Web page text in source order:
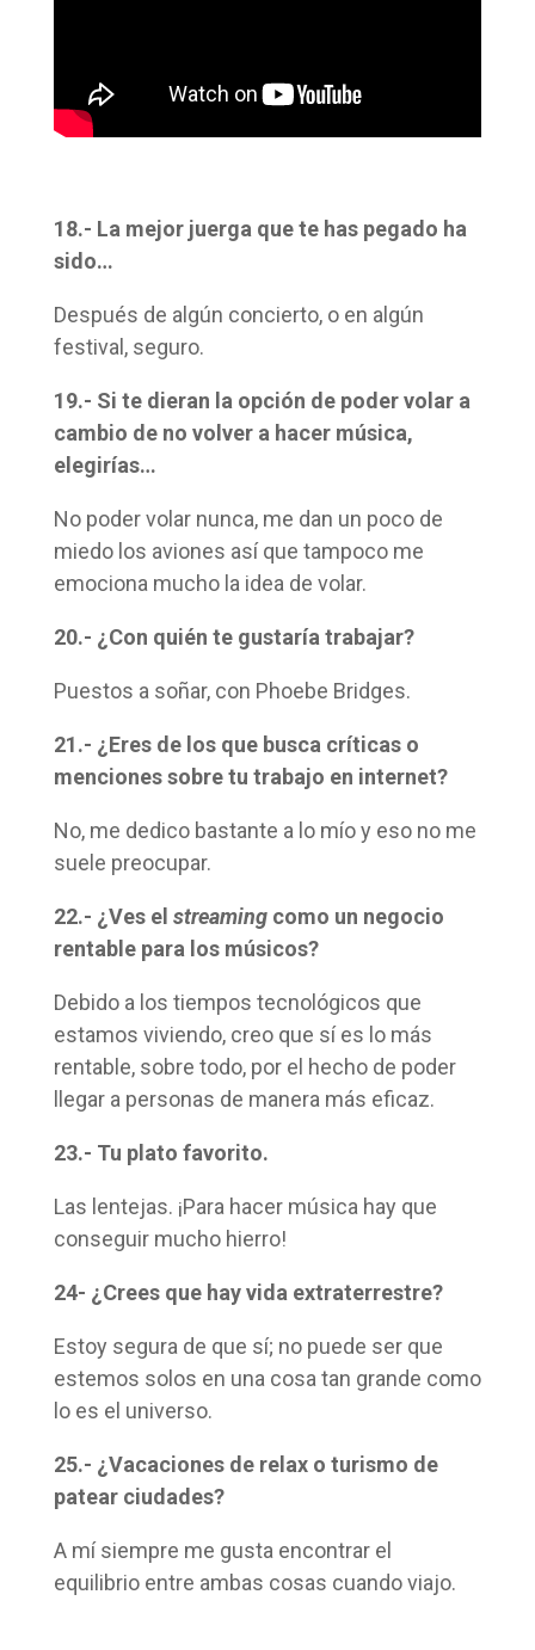
18.- La mejor juerga que te has pegado ha
sido…
Después de algún concierto, o en algún
festival, seguro.
19.- Si te dieran la opción de poder volar a
cambio de no volver a hacer música,
elegirías…
No poder volar nunca, me dan un poco de
miedo los aviones así que tampoco me
emociona mucho la idea de volar.
20.- ¿Con quién te gustaría trabajar?
Puestos a soñar, con Phoebe Bridges.
21.- ¿Eres de los que busca críticas o
menciones sobre tu trabajo en internet?
No, me dedico bastante a lo mío y eso no me
suele preocupar.
22.- ¿Ves el streamingcomo un negocio
rentable para los músicos?
Debido a los tiempos tecnológicos que
estamos viviendo, creo que sí es lo más
rentable, sobre todo, por el hecho de poder
llegar a personas de manera más eficaz.
23.- Tu plato favorito.
Las lentejas. ¡Para hacer música hay que
conseguir mucho hierro!
24- ¿Crees que hay vida extraterrestre?
Estoy segura de que sí; no puede ser que
estemos solos en una cosa tan grande como
lo es el universo.
25.- ¿Vacaciones de relax o turismo de
patear ciudades?
A mí siempre me gusta encontrar el
equilibrio entre ambas cosas cuando viajo.